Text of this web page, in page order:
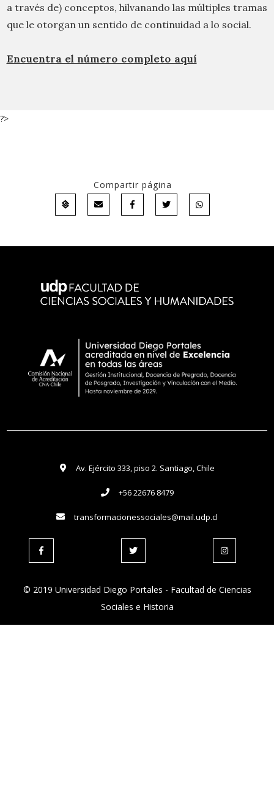
a través de) conceptos, hilvanando las múltiples tramas
que le otorgan un sentido de continuidad a lo social.
Encuentra el número completo aquí
?>
Compartir página
Av. Ejército 333, piso 2. Santiago, Chile
+56 22676 8479
transformacionessociales@mail.udp.cl
© 2019 Universidad Diego Portales - Facultad de Ciencias
Sociales e Historia